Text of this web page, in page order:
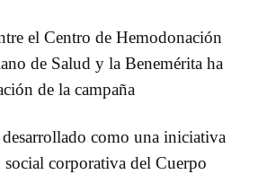
el Centro de Hemodonación
de Salud y la Benemérita ha
de la campaña
como una iniciativa
social corporativa del Cuerpo